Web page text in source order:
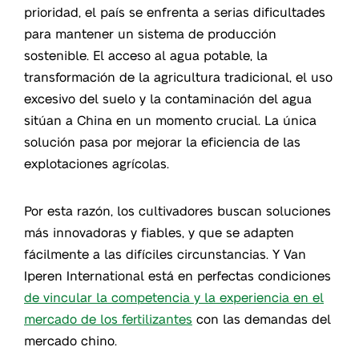
prioridad, el país se enfrenta a serias dificultades
para mantener un sistema de producción
sostenible. El acceso al agua potable, la
transformación de la agricultura tradicional, el uso
excesivo del suelo y la contaminación del agua
sitúan a China en un momento crucial. La única
solución pasa por mejorar la eficiencia de las
explotaciones agrícolas.
Por esta razón, los cultivadores buscan soluciones
más innovadoras y fiables, y que se adapten
fácilmente a las difíciles circunstancias. Y Van
Iperen International está en perfectas condiciones
de vincular la competencia y la experiencia en el
mercado de los fertilizantes con las demandas del
mercado chino.